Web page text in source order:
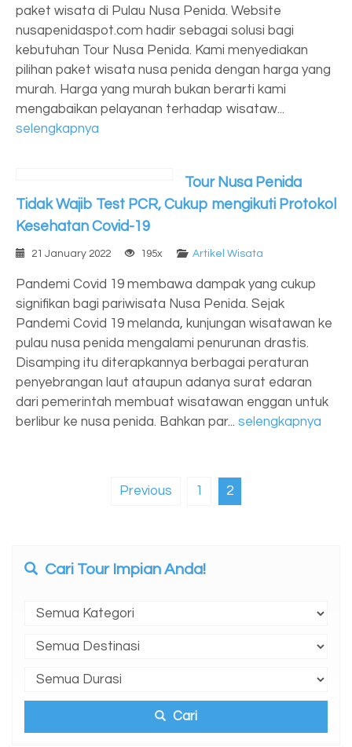
paket wisata di Pulau Nusa Penida. Website
nusapenidaspot.com hadir sebagai solusi bagi
kebutuhan Tour Nusa Penida. Kami menyediakan
pilihan paket wisata nusa penida dengan harga yang
murah. Harga yang murah bukan berarti kami
mengabaikan pelayanan terhadap wisataw...
selengkapnya
Tour Nusa Penida
Tidak Wajib Test PCR, Cukup mengikuti Protokol
Kesehatan Covid-19
21 January 2022 195x Artikel Wisata
Pandemi Covid 19 membawa dampak yang cukup
signifikan bagi pariwisata Nusa Penida. Sejak
Pandemi Covid 19 melanda, kunjungan wisatawan ke
pulau nusa penida mengalami penurunan drastis.
Disamping itu diterapkannya berbagai peraturan
penyebrangan laut ataupun adanya surat edaran
dari pemerintah membuat wisatawan enggan untuk
berlibur ke nusa penida. Bahkan par... selengkapnya
Previous 1 2
Cari Tour Impian Anda!
Cari